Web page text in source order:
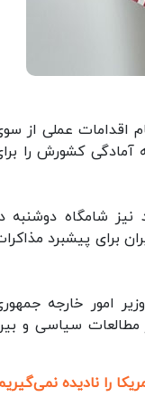
اقدامات عملی از سوی
کشورش را برای
شامگاه دوشنبه در
پیشبرد مذاکرات
امور خارجه جمهوری
سیاسی و بین
را نادیده نمی‌گیریم